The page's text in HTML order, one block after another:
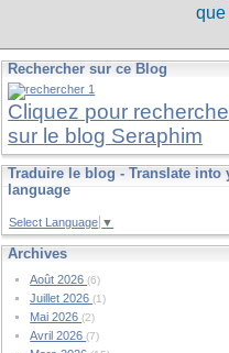
que
Rechercher sur ce Blog
Cliquez pour
sur le blog Seraphim
Traduire le blog - Translate into
language
Select Language ▼
Archives
Août 2026(6)
Juillet 2026(1)
Mai 2026(2)
Avril 2026(7)